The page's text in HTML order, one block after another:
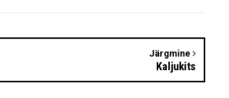
Järgmine
Kaljukits